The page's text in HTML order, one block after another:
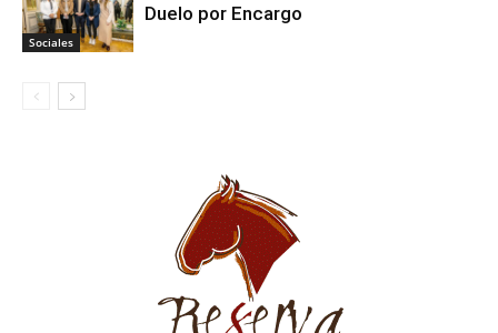
Sociales
Duelo por Encargo